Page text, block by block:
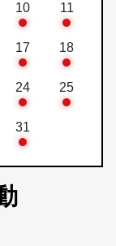
10 11
17 18
24 25
31